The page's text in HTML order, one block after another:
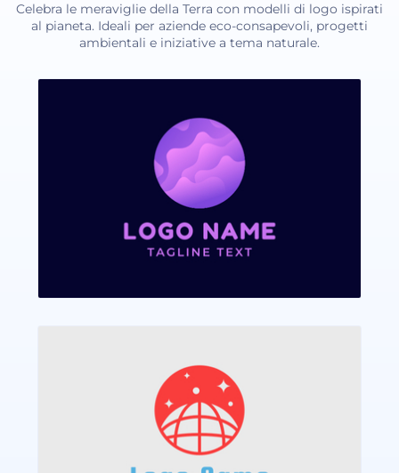
Celebra le meraviglie della Terra con modelli di logo ispirati
al pianeta. Ideali per aziende eco-consapevoli, progetti
ambientali e iniziative a tema naturale.